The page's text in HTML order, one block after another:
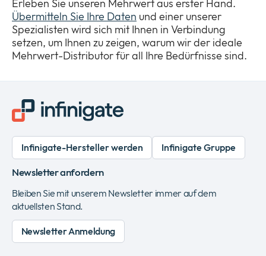
Erleben Sie unseren Mehrwert aus erster Hand.
Übermitteln Sie Ihre Daten und einer unserer
Spezialisten wird sich mit Ihnen in Verbindung
setzen, um Ihnen zu zeigen, warum wir der ideale
Mehrwert-Distributor für all Ihre Bedürfnisse sind.
Infinigate-Hersteller werden Infinigate Gruppe
Newsletter anfordern
Bleiben Sie mit unserem Newsletter immer auf dem
aktuellsten Stand.
Newsletter Anmeldung